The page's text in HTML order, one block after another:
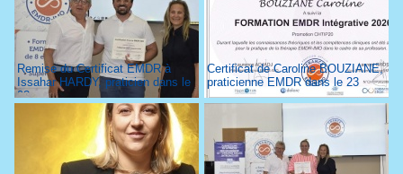
Remise du Certificat EMDR à
Issahar HARDY, praticien dans le
93
Certificat de Caroline BOUZIANE,
praticienne EMDR dans le 23